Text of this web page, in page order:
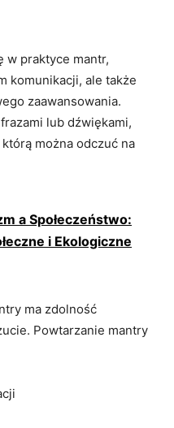
w praktyce mantr,
komunikacji, ⁣ale także
zaawansowania.
lub dźwiękami,
można odczuć na
a Społeczeństwo:
i Ekologiczne
ma zdolność
Powtarzanie mantry